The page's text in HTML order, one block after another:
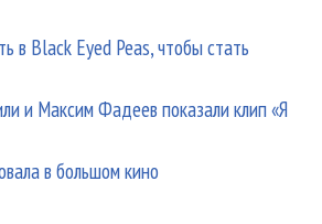
в Black Eyed Peas, чтобы стать
и Максим Фадеев показали клип «Я
в большом кино